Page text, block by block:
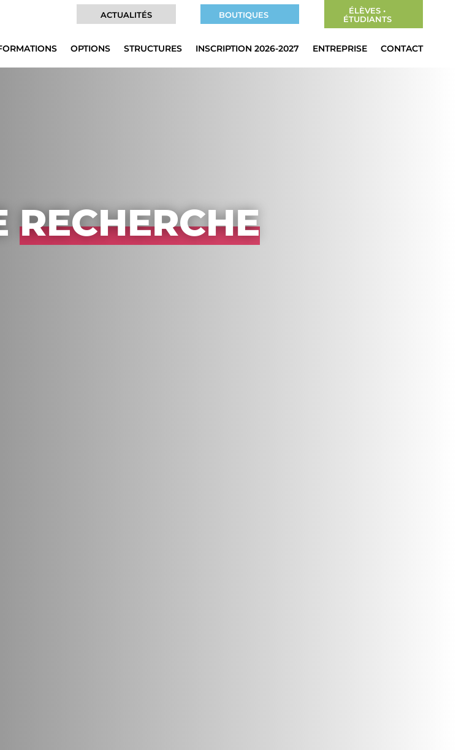
ACTUALITÉS BOUTIQUES
ÉLÈVES •
ÉTUDIANTS
OPTIONS STRUCTURES INSCRIPTION 2026-2027 ENTREPRISE CONTACT
RECHERCHE